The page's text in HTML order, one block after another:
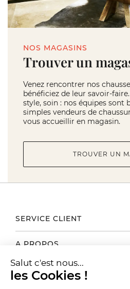
NOS MAGASINS
Trouver un
Venez rencontrer nos
bénéficiez de leur savoir-
style, soin : nos équipes sont
simples vendeurs de
vous accueillir en magasin.
TROUVER UN
SERVICE CLIENT
de 9h à 17h du lundi au
Email
Téléphone01 78 35 10 20
A PROPOS
Nos engagements
NOUS TROUVER /